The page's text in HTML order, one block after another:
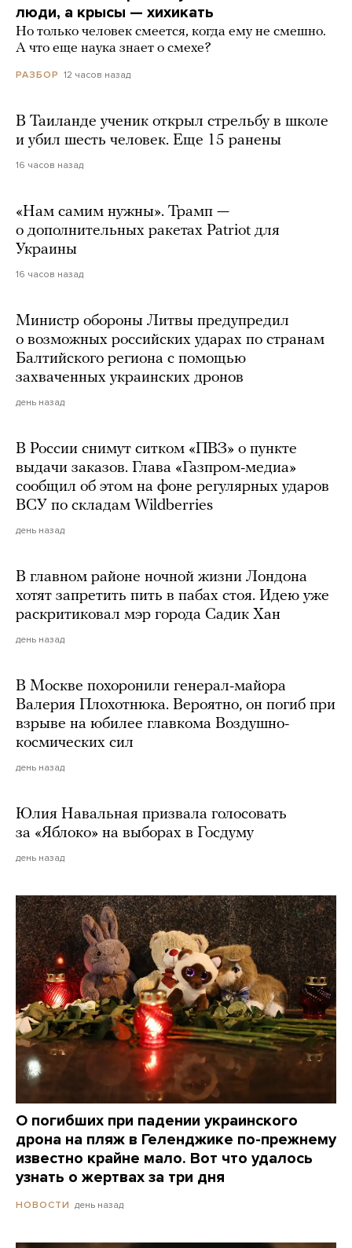
люди, а крысы — хихикать
Но только человек смеется, когда ему не смешно.
А что еще наука знает о смехе?
РАЗБОР 12 часов назад
В Таиланде ученик открыл стрельбу в школе
и убил шесть человек. Еще 15 ранены
16 часов назад
«Нам самим нужны». Трамп —
о дополнительных ракетах Patriot для
Украины
16 часов назад
Министр обороны Литвы предупредил
о возможных российских ударах по странам
Балтийского региона с помощью
захваченных украинских дронов
день назад
В России снимут ситком «ПВЗ» о пункте
выдачи заказов. Глава «Газпром-медиа»
сообщил об этом на фоне регулярных ударов
ВСУ по складам Wildberries
день назад
В главном районе ночной жизни Лондона
хотят запретить пить в пабах стоя. Идею уже
раскритиковал мэр города Садик Хан
день назад
В Москве похоронили генерал-майора
Валерия Плохотнюка. Вероятно, он погиб при
взрыве на юбилее главкома Воздушно-
космических сил
день назад
Юлия Навальная призвала голосовать
за «Яблоко» на выборах в Госдуму
день назад
О погибших при падении украинского
дрона на пляж в Геленджике по-прежнему
известно крайне мало. Вот что удалось
узнать о жертвах за три дня
НОВОСТИ день назад